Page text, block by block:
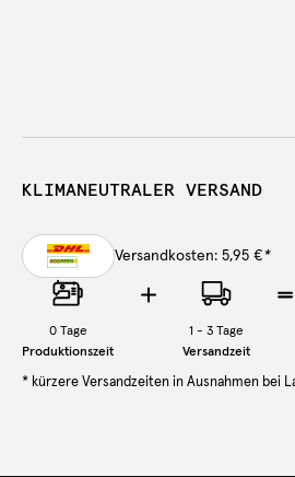
KLIMANEUTRALER VERSAND
Versandkosten: 5,95 €*
0Tage
Produktionszeit
1 - 3 Tage
Versandzeit
* kürzere Versandzeiten in Ausnahmen bei